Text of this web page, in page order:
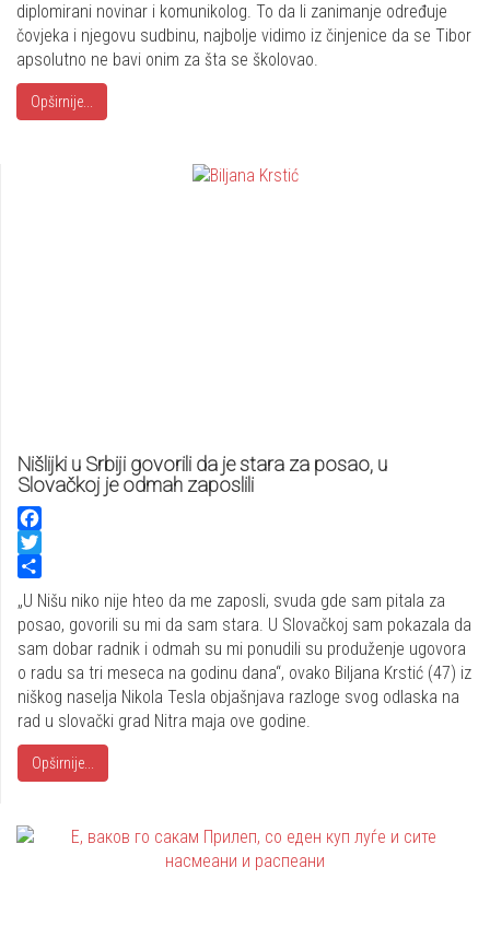
diplomirani novinar i komunikolog. To da li zanimanje određuje
čovjeka i njegovu sudbinu, najbolje vidimo iz činjenice da se Tibor
apsolutno ne bavi onim za šta se školovao.
Opširnije...
Nišlijki u Srbiji govorili da je stara za posao, u
Slovačkoj je odmah zaposlili
Facebook
Twitter
Share
„U Nišu niko nije hteo da me zaposli, svuda gde sam pitala za
posao, govorili su mi da sam stara. U Slovačkoj sam pokazala da
sam dobar radnik i odmah su mi ponudili su produženje ugovora
o radu sa tri meseca na godinu dana“, ovako Biljana Krstić (47) iz
niškog naselja Nikola Tesla objašnjava razloge svog odlaska na
rad u slovački grad Nitra maja ove godine.
Opširnije...